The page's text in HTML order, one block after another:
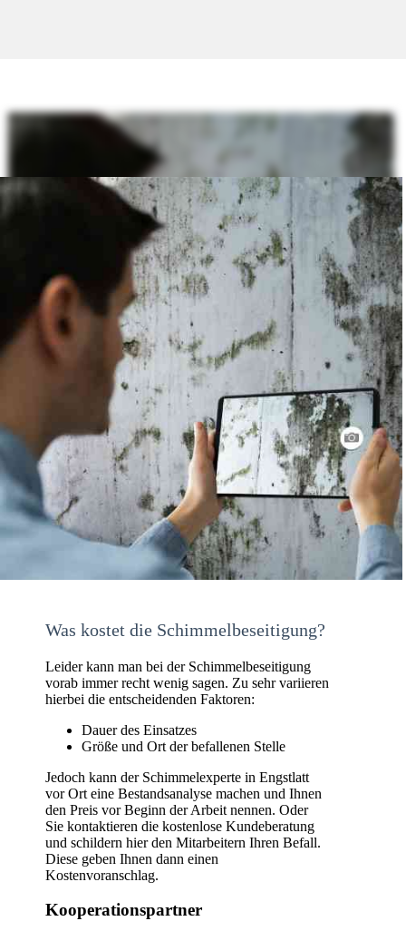
Was kostet die Schimmelbeseitigung?
Leider kann man bei der Schimmelbeseitigung
vorab immer recht wenig sagen. Zu sehr variieren
hierbei die entscheidenden Faktoren:
Dauer des Einsatzes
Größe und Ort der befallenen Stelle
Jedoch kann der Schimmelexperte in Engstlatt
vor Ort eine Bestandsanalyse machen und Ihnen
den Preis vor Beginn der Arbeit nennen. Oder
Sie kontaktieren die kostenlose Kundeberatung
und schildern hier den Mitarbeitern Ihren Befall.
Diese geben Ihnen dann einen
Kostenvoranschlag.
Kooperationspartner